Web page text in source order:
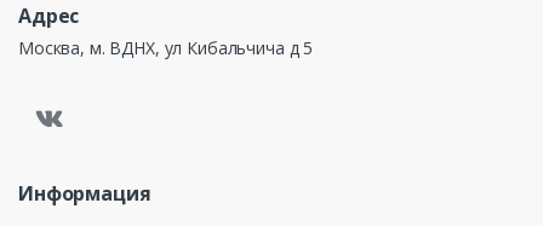
Адрес
Москва, м. ВДНХ, ул Кибальчича д 5
Информация